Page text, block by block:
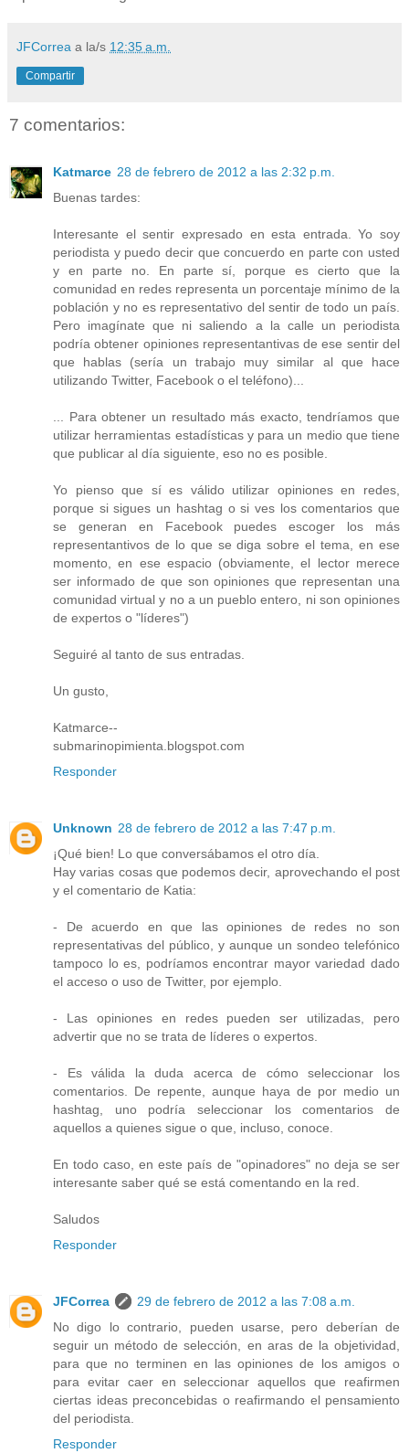
JFCorrea a la/s 12:35 a.m.
Compartir
7 comentarios:
Katmarce 28 de febrero de 2012 a las 2:32 p.m.
Buenas tardes:
Interesante el sentir expresado en esta entrada. Yo soy
periodista y puedo decir que concuerdo en parte con usted
y en parte no. En parte sí, porque es cierto que la
comunidad en redes representa un porcentaje mínimo de la
población y no es representativo del sentir de todo un país.
Pero imagínate que ni saliendo a la calle un periodista
podría obtener opiniones representantivas de ese sentir del
que hablas (sería un trabajo muy similar al que hace
utilizando Twitter, Facebook o el teléfono)...
... Para obtener un resultado más exacto, tendríamos que
utilizar herramientas estadísticas y para un medio que tiene
que publicar al día siguiente, eso no es posible.
Yo pienso que sí es válido utilizar opiniones en redes,
porque si sigues un hashtag o si ves los comentarios que
se generan en Facebook puedes escoger los más
representantivos de lo que se diga sobre el tema, en ese
momento, en ese espacio (obviamente, el lector merece
ser informado de que son opiniones que representan una
comunidad virtual y no a un pueblo entero, ni son opiniones
de expertos o "líderes")
Seguiré al tanto de sus entradas.
Un gusto,
Katmarce--
submarinopimienta.blogspot.com
Responder
Unknown 28 de febrero de 2012 a las 7:47 p.m.
¡Qué bien! Lo que conversábamos el otro día.
Hay varias cosas que podemos decir, aprovechando el post
y el comentario de Katia:
- De acuerdo en que las opiniones de redes no son
representativas del público, y aunque un sondeo telefónico
tampoco lo es, podríamos encontrar mayor variedad dado
el acceso o uso de Twitter, por ejemplo.
- Las opiniones en redes pueden ser utilizadas, pero
advertir que no se trata de líderes o expertos.
- Es válida la duda acerca de cómo seleccionar los
comentarios. De repente, aunque haya de por medio un
hashtag, uno podría seleccionar los comentarios de
aquellos a quienes sigue o que, incluso, conoce.
En todo caso, en este país de "opinadores" no deja se ser
interesante saber qué se está comentando en la red.
Saludos
Responder
JFCorrea
29 de febrero de 2012 a las 7:08 a.m.
No digo lo contrario, pueden usarse, pero deberían de
seguir un método de selección, en aras de la objetividad,
para que no terminen en las opiniones de los amigos o
para evitar caer en seleccionar aquellos que reafirmen
ciertas ideas preconcebidas o reafirmando el pensamiento
del periodista.
Responder